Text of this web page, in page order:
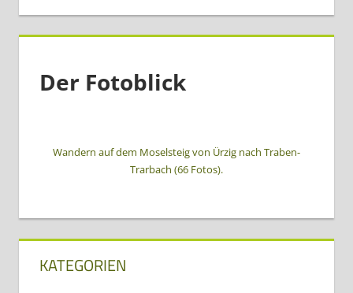
Der Fotoblick
Wandern auf dem Moselsteig von Ürzig nach Traben-
Trarbach (66 Fotos).
KATEGORIEN